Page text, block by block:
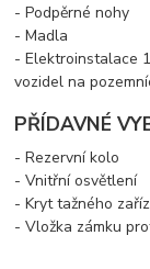
- Podpěrné nohy
- Madla
- Elektroinstalace
vozidel na
PŘÍDAVNÉ
- Rezervní kolo
- Vnitřní osvětlení
- Kryt tažného
- Vložka zámku